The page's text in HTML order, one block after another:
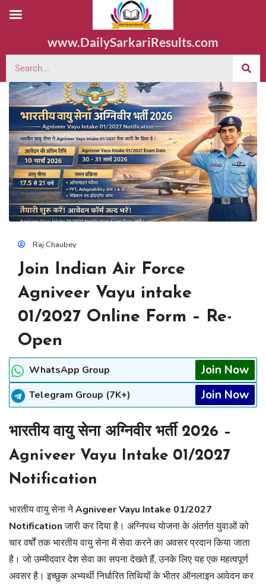
www.DailySarkariResults.com
Raj Chaubey
Join Indian Air Force
Agniveer Vayu intake
01/2027 Online Form – Re-
Open
WhatsApp Group Join Now
Telegram Group (7K+) Join Now
भारतीय वायु सेना अग्निवीर भर्ती 2026 –
Agniveer Vayu Intake 01/2027
Notification
भारतीय वायु सेना नेAgniveer Vayu Intake 01/2027
Notificationजारी कर दिया है। अग्निपथ योजना के अंतर्गत युवाओं को
चार वर्षों तक भारतीय वायु सेना में सेवा करने का अवसर प्रदान किया जाता
है। जो उम्मीदवार देश सेवा का सपना देखते हैं, उनके लिए यह एक महत्वपूर्ण
अवसर है। इच्छुक अभ्यर्थी निर्धारित तिथियों के भीतर ऑनलाइन आवेदन कर